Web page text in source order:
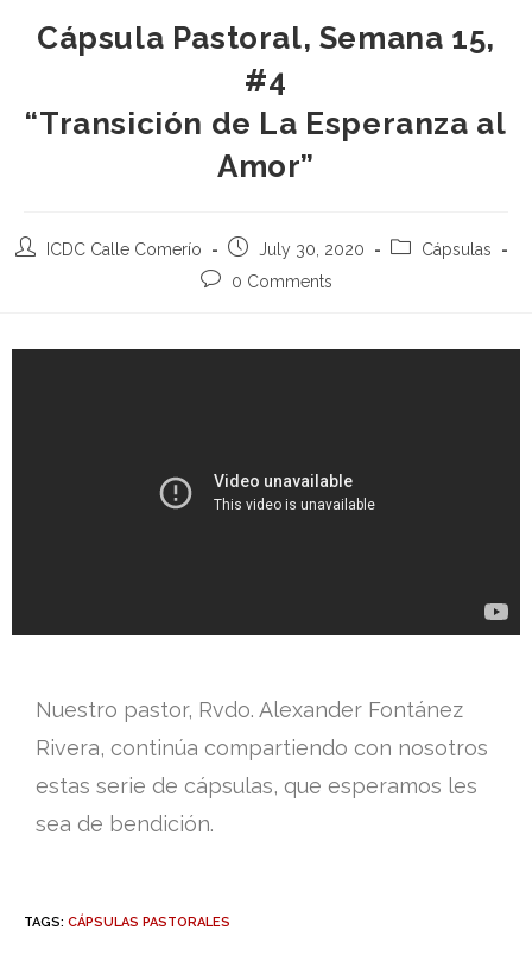
Cápsula Pastoral, Semana 15,
#4
“Transición de La Esperanza al
Amor”
ICDC Calle Comerío July 30, 2020
Cápsulas
0 Comments
Nuestro pastor, Rvdo. Alexander Fontánez
Rivera, continúa compartiendo con nosotros
estas serie de cápsulas, que esperamos les
sea de bendición.
TAGS: CÁPSULAS PASTORALES